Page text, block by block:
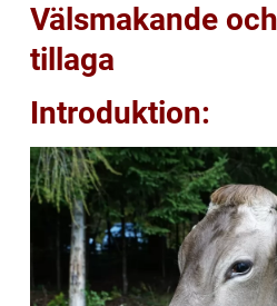
Välsmakande
tillaga
Introduktion: